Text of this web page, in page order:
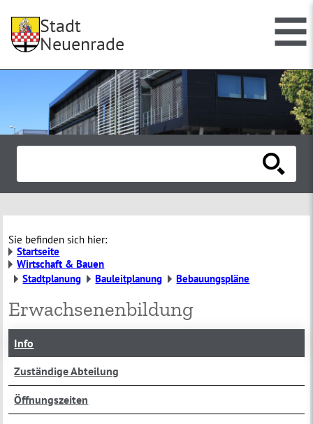
Stadt
Neuenrade
Sie befinden sich hier:
Startseite
Wirtschaft & Bauen
Stadtplanung
Bauleitplanung Bebauungspläne
Erwachsenenbildung
Info
Zuständige Abteilung
Öffnungszeiten